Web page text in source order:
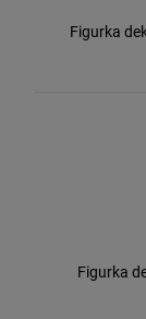
Figurka
Figurka